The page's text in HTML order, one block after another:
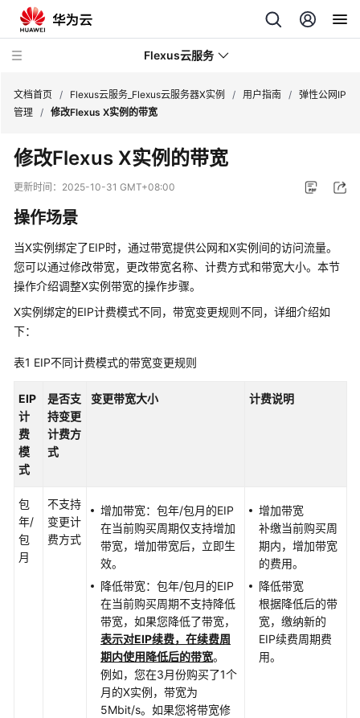
Flexus云服务
最
动
态
产
品
介
快
入
门
用
户
南
通
文档首页 / Flexus云服务_Flexus云服务器X实例 / 用户指南 / 弹性公网IP
管理 / 修改Flexus X实例的带宽
修改Flexus X实例的带宽
更新时间： 2025-10-31 GMT+08:00
操作场景
当X实例绑定了EIP时，通过带宽提供公网和X实例间的访问流量。
您可以通过修改带宽，更改带宽名称、计费方式和带宽大小。本节
操作介绍调整X实例带宽的操作步骤。
X实例绑定的EIP计费模式不同，带宽变更规则不同，详细介绍如
下：
表1 EIP不同计费模式的带宽变更规则
EIP
计
费
模
式
是否支
持变更
计费方
式
变更带宽大小 计费说明
包
年/
包
月
不支持
变更计
费方式
增加带宽：包年/包月的EIP
在当前购买周期仅支持增加
带宽，增加带宽后，立即生
效。
降低带宽：包年/包月的EIP
在当前购买周期不支持降低
带宽，如果您降低了带宽，
表示对EIP续费， 在续费周
期内使用降低后的带宽。
例如，您在3月份购买了1个
月的X实例，带宽为
5Mbit/s。如果您将带宽修
增加带宽
补缴当前购买周
期内，增加带宽
的费用。
降低带宽
根据降低后的带
宽，缴纳新的
EIP续费周期费
用。